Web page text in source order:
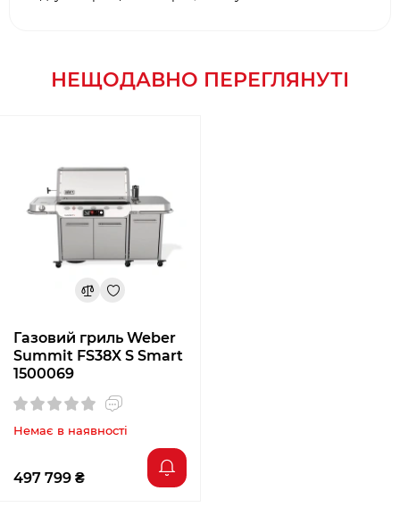
НЕЩОДАВНО ПЕРЕГЛЯНУТІ
Газовий гриль Weber
Summit FS38X S Smart
1500069
Немає в наявності
497 799 ₴